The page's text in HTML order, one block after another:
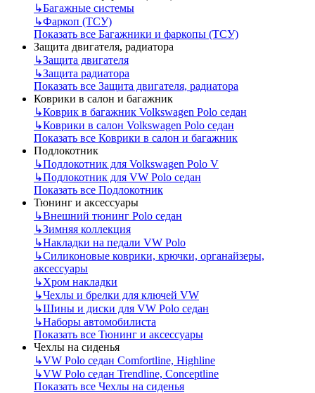
↳Багажные системы
↳Фаркоп (ТСУ)
Показать все Багажники и фаркопы (ТСУ)
Защита двигателя, радиатора
↳Защита двигателя
↳Защита радиатора
Показать все Защита двигателя, радиатора
Коврики в салон и багажник
↳Коврик в багажник Volkswagen Polo седан
↳Коврики в салон Volkswagen Polo седан
Показать все Коврики в салон и багажник
Подлокотник
↳Подлокотник для Volkswagen Polo V
↳Подлокотник для VW Polo седан
Показать все Подлокотник
Тюнинг и аксессуары
↳Внешний тюнинг Polo седан
↳Зимняя коллекция
↳Накладки на педали VW Polo
↳Силиконовые коврики, крючки, органайзеры,
аксессуары
↳Хром накладки
↳Чехлы и брелки для ключей VW
↳Шины и диски для VW Polo седан
↳Наборы автомобилиста
Показать все Тюнинг и аксессуары
Чехлы на сиденья
↳VW Polo седан Comfortline, Highline
↳VW Polo седан Trendline, Conceptline
Показать все Чехлы на сиденья